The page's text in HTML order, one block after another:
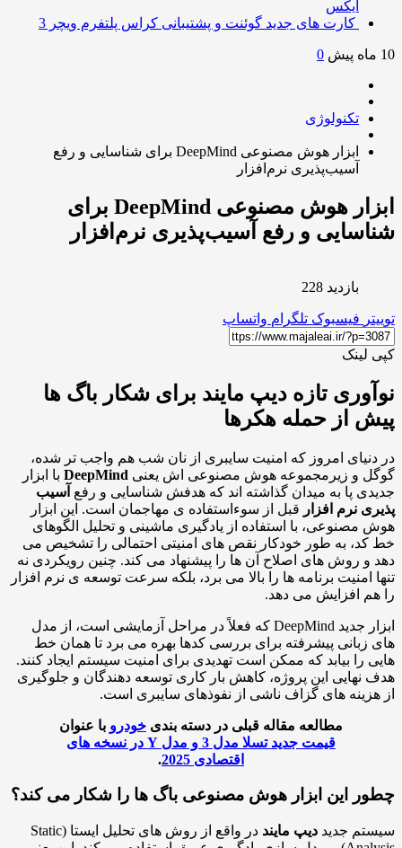
کارت های جدید گوئنت و پشتیبانی کراس پلتفرم ویچر 3
0
تکنولوژی
ابزار هوش مصنوعی DeepMind برای شناسایی و رفع
آسیب‌پذیری نرم‌افزار
ابزار هوش مصنوعی DeepMind برای
و رفع آسیب‌پذیری نرم‌افزار
بازدید 228
فیسبوک تلگرام واتساپ
تازه دیپ مایند برای شکار باگ ها
از حمله هکرها
امروز که امنیت سایبری از نان شب هم واجب تر شده،
و زیرمجموعه هوش مصنوعی اش یعنیDeepMindبا ابزار
پا به میدان گذاشته اند که هدفش شناسایی و رفع آسیب
نرم افزار قبل از سوءاستفاده ی مهاجمان است. این ابزار
مصنوعی، با استفاده از یادگیری ماشینی و تحلیل الگوهای
به طور خودکار نقص های امنیتی احتمالی را تشخیص می
و روش های اصلاح آن ها را پیشنهاد می کند. چنین رویکردی نه
امنیت برنامه ها را بالا می برد، بلکه سرعت توسعه ی نرم افزار
افزایش می دهد.
ابزار جدید DeepMind که فعلاً در مراحل آزمایشی است، از مدل
زبانی پیشرفته برای بررسی کدها بهره می برد تا همان خط
را بیابد که ممکن است تهدیدی برای امنیت سیستم ایجاد کنند.
نهایی این پروژه، کاهش بار کاری توسعه دهندگان و جلوگیری
های گزاف ناشی از نفوذهای سایبری است.
مطالعه مقاله قبلی در دسته بندیخودروبا عنوان
قیمت جدید تسلا مدل 3 و مدل Y در نسخه های
اقتصادی 2025
.
این ابزار هوش مصنوعی باگ ها را شکار می کند؟
جدیددیپ مایند
در واقع از روش های تحلیل ایستا (Static